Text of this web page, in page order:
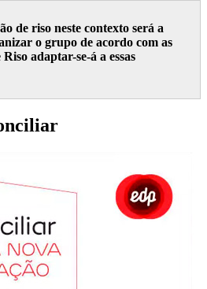
de riso neste contexto será a
o grupo de acordo com as
adaptar-se-á a essas